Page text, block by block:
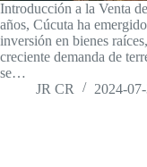
Introducción a la Venta
años, Cúcuta ha
inversión en bienes
creciente demanda de
se…
JR CR
2024-07-